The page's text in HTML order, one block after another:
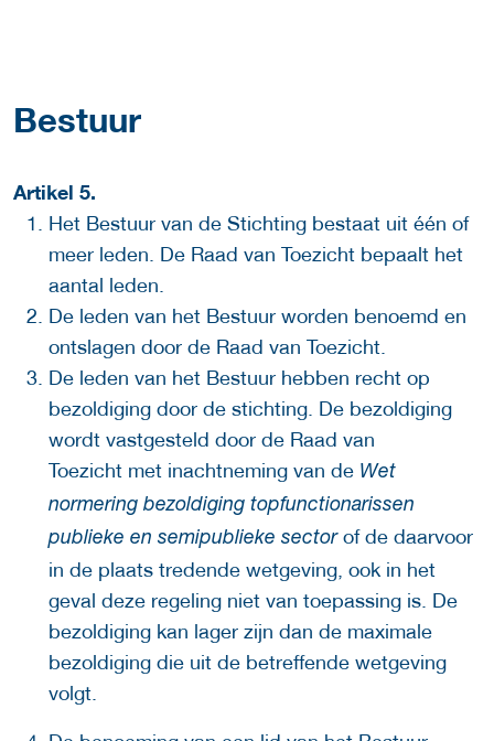
Bestuur
Artikel 5.
Het Bestuur van de Stichting bestaat uit één of
meer leden. De Raad van Toezicht bepaalt het
aantal leden.
De leden van het Bestuur worden benoemd en
ontslagen door de Raad van Toezicht.
De leden van het Bestuur hebben recht op
bezoldiging door de stichting. De bezoldiging
wordt vastgesteld door de Raad van
Toezicht met inachtneming van de Wet
normering bezoldiging topfunctionarissen
publieke en semipublieke sectorof de daarvoor
in de plaats tredende wetgeving, ook in het
geval deze regeling niet van toepassing is. De
bezoldiging kan lager zijn dan de maximale
bezoldiging die uit de betreffende wetgeving
volgt.